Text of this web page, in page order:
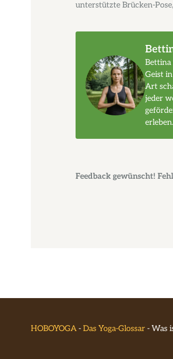
unterstützte Brücken-
Bettina
Geist
Art
jeder
erleben.
Feedback gewünscht!
HOBOYOGA - Das Yoga-Glossar - Was